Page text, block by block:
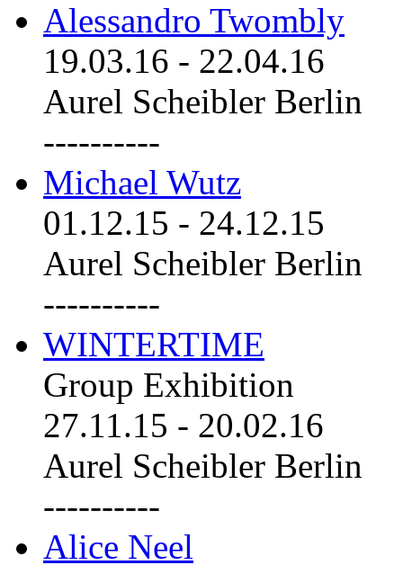
Alessandro Twombly
19.03.16 - 22.04.16
Aurel Scheibler Berlin
----------
Michael Wutz
01.12.15 - 24.12.15
Aurel Scheibler Berlin
----------
WINTERTIME
Group Exhibition
27.11.15 - 20.02.16
Aurel Scheibler Berlin
----------
Alice Neel